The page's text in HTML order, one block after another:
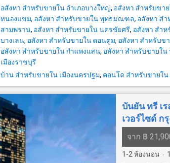
เทคโนโลยี และ นวั
ที่สุดเพื่อคุณ
อสังหา สำหรับขายใน อำเภอบางใหญ่, อสังหา สำหรับขา
หนองแขม, อสังหา สำหรับขายใน พุทธมณฑล, อสังหา ส
สามพราน, อสังหา สำหรับขายใน นครชัยศรี, อสังหา สำห
บางเลน, อสังหา สำหรับขายใน ดอนตูม, อสังหา สำหรับข
อสังหา สำหรับขายใน กำแพงแสน, อสังหา สำหรับขายใน
เมืองราชบุรี
บ้าน สำหรับขายใน เมืองนครปฐม, คอนโด สำหรับขายใน
บันยัน ทรี เ
เวอร์ไซด์ ก
จาก ฿
1-2 ห้องนอน ·